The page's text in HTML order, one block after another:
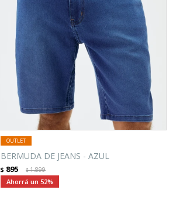
BERMUDA DE JEANS - AZUL
$ 895 $1.899
52